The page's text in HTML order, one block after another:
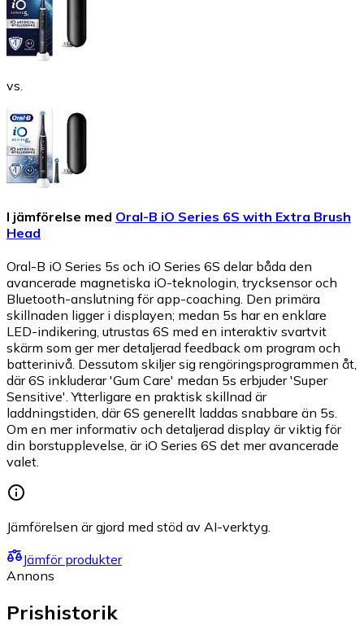
vs.
I jämförelse med Oral-B iO Series 6S with Extra Brush
Head
Oral-B iO Series 5s och iO Series 6S delar båda den
avancerade magnetiska iO-teknologin, trycksensor och
Bluetooth-anslutning för app-coaching. Den primära
skillnaden ligger i displayen; medan 5s har en enklare
LED-indikering, utrustas 6S med en interaktiv svartvit
skärm som ger mer detaljerad feedback om program och
batterinivå. Dessutom skiljer sig rengöringsprogrammen åt,
där 6S inkluderar 'Gum Care' medan 5s erbjuder 'Super
Sensitive'. Ytterligare en praktisk skillnad är
laddningstiden, där 6S generellt laddas snabbare än 5s.
Om en mer informativ och detaljerad display är viktig för
din borstupplevelse, är iO Series 6S det mer avancerade
valet.
Jämförelsen är gjord med stöd av AI-verktyg.
Jämför produkter
Annons
Prishistorik